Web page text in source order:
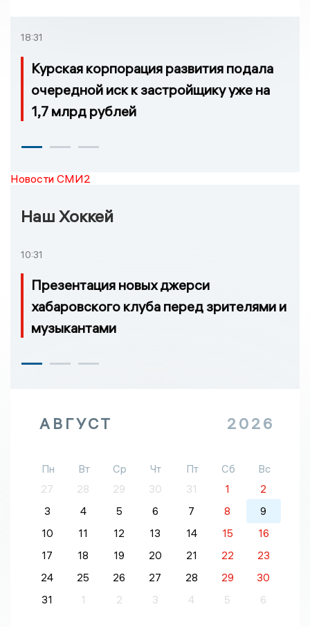
18:31
Курская корпорация развития подала
очередной иск к застройщику уже на
1,7 млрд рублей
Новости СМИ2
Наш Хоккей
10:31
Презентация новых джерси
хабаровского клуба перед зрителями и
музыкантами
АВГУСТ 2026
Пн Вт Ср Чт Пт Сб
Вс
27
28 29 30 31 1
2
3
4 5 6 7 8
9
10
11 12 13 14 15
16
17
18 19 20 21 22
23
24
25 26 27 28 29
30
31
1 2 3 4 5 6